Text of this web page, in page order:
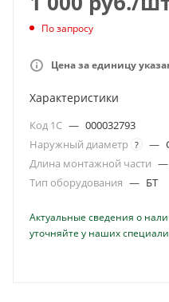
По запросу
Цена за единицу
Характеристики
Код 1С — 000032793
Наружный диаметр ? —
Длина монтажной части —
Тип оборудования — БТ
Актуальные сведения о
уточняйте у наших